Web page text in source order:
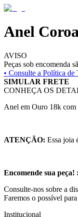
Anel
AVISO
Peças sob encomenda
• Consulte a Política de
SIMULAR FRETE
CONHEÇA OS
Anel em Ouro 18k com
ATENÇÃO: Essa joia
Encomende sua peça!
Consulte-nos sobre a
Faremos o possível
Institucional